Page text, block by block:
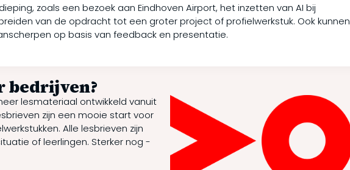
zoals een bezoek aan Eindhoven Airport, het inzetten van AI bij
van de opdracht tot een groter project of profielwerkstuk. Ook kunnen
op basis van feedback en presentatie.
bedrijven?
lesmateriaal ontwikkeld vanuit
zijn een mooie start voor
Alle lesbrieven zijn
of leerlingen. Sterker nog -